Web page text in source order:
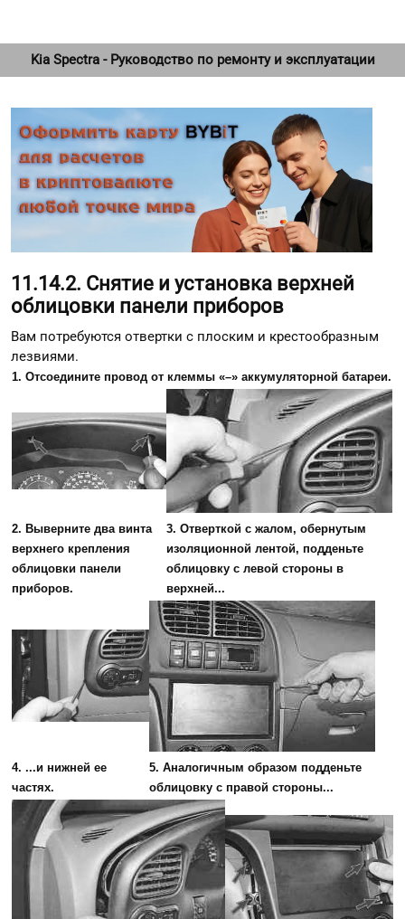
Kia Spectra - Руководство по ремонту и эксплуатации
11.14.2. Снятие и установка верхней
облицовки панели приборов
Вам потребуются отвертки с плоским и крестообразным
лезвиями.
1. Отсоедините провод от клеммы «–» аккумуляторной батареи.
2. Выверните два винта
верхнего крепления
облицовки панели
приборов.
3. Отверткой с жалом, обернутым
изоляционной лентой, подденьте
облицовку с левой стороны в
верхней...
4. ...и нижней ее
частях.
5. Аналогичным образом подденьте
облицовку с правой стороны...